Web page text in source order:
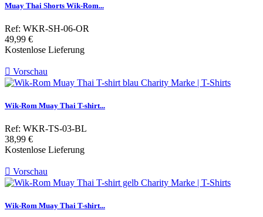
Muay Thai Shorts Wik-Rom...
Ref: WKR-SH-06-OR
Preis
49,99 €
Kostenlose Lieferung
 Vorschau
Wik-Rom Muay Thai T-shirt...
Ref: WKR-TS-03-BL
Preis
38,99 €
Kostenlose Lieferung
 Vorschau
Wik-Rom Muay Thai T-shirt...